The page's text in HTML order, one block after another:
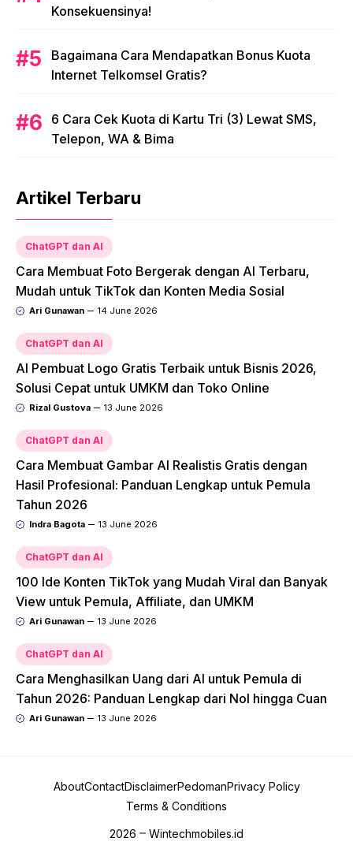
Konsekuensinya!
Bagaimana Cara Mendapatkan Bonus Kuota
Internet Telkomsel Gratis?
6 Cara Cek Kuota di Kartu Tri (3) Lewat SMS,
Telepon, WA & Bima
Artikel Terbaru
ChatGPT dan AI
Cara Membuat Foto Bergerak dengan AI Terbaru,
Mudah untuk TikTok dan Konten Media Sosial
Ari Gunawan 14 June 2026
ChatGPT dan AI
AI Pembuat Logo Gratis Terbaik untuk Bisnis 2026,
Solusi Cepat untuk UMKM dan Toko Online
Rizal Gustova 13 June 2026
ChatGPT dan AI
Cara Membuat Gambar AI Realistis Gratis dengan
Hasil Profesional: Panduan Lengkap untuk Pemula
Tahun 2026
Indra Bagota 13 June 2026
ChatGPT dan AI
100 Ide Konten TikTok yang Mudah Viral dan Banyak
View untuk Pemula, Affiliate, dan UMKM
Ari Gunawan 13 June 2026
ChatGPT dan AI
Cara Menghasilkan Uang dari AI untuk Pemula di
Tahun 2026: Panduan Lengkap dari Nol hingga Cuan
Ari Gunawan 13 June 2026
AboutContactDisclaimerPedomanPrivacy Policy
Terms & Conditions
2026 Wintechmobiles.id